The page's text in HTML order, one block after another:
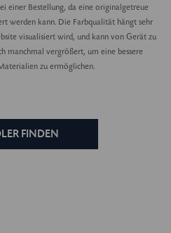
einer Bestellung, da eine originalgetreue
werden kann. Die Farbqualität hängt sehr
visualisiert wird, und kann von Gerät zu
manchmal vergrößert, um eine bessere
zu ermöglichen.
FINDEN